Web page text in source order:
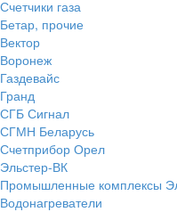
Счетчики газа
Бетар, прочие
Вектор
Воронеж
Газдевайс
Гранд
СГБ Сигнал
СГМН Беларусь
Счетприбор Орел
Эльстер-ВК
Промышленные комплексы
Водонагреватели